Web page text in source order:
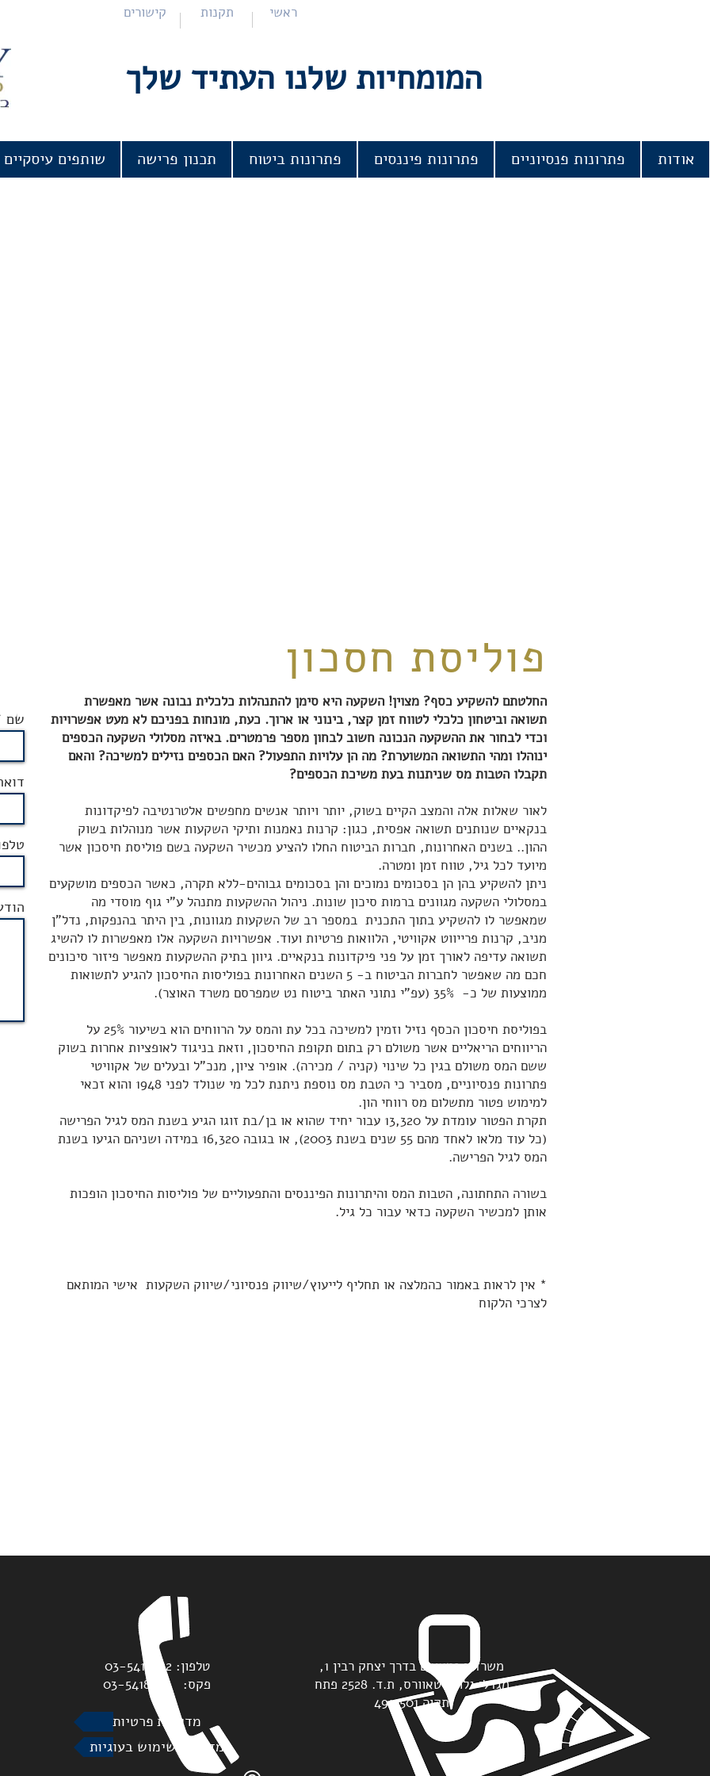
קישורים תקנות ראשי
המומחיות שלנו העתיד שלך
אודות פתרונות פנסיוניים פתרונות פיננסים פתרונות ביטוח תכנון פרישה שותפים עיסקיים
פוליסת חסכון
החלטתם להשקיע כסף? מצוין! השקעה היא סימן להתנהלות כלכלית נבונה אשר מאפשרת
תשואה וביטחון כלכלי לטווח זמן קצר, בינוני או ארוך. כעת, מונחות בפניכם לא מעט אפשרויות
וכדי לבחור את ההשקעה הנכונה חשוב לבחון מספר פרמטרים. באיזה מסלולי השקעה הכספים
ינוהלו ומהי התשואה המשוערת? מה הן עלויות התפעול? האם הכספים נזילים למשיכה? והאם
תקבלו הטבות מס שניתנות בעת משיכת הכספים?
לאור שאלות אלה והמצב הקיים בשוק, יותר ויותר אנשים מחפשים אלטרנטיבה לפיקדונות
בנקאיים שנותנים תשואה אפסית, כגון: קרנות נאמנות ותיקי השקעות אשר מנוהלות בשוק
ההון.. בשנים האחרונות, חברות הביטוח החלו להציע מכשיר השקעה בשם פוליסת חיסכון אשר
מיועד לכל גיל, טווח זמן ומטרה.
ניתן להשקיע בהן הן בסכומים נמוכים והן בסכומים גבוהים-ללא תקרה, כאשר הכספים מושקעים
במסלולי השקעה מגוונים ברמות סיכון שונות. ניהול ההשקעות מתנהל ע"י גוף מוסדי מה
שמאפשר לו להשקיע בתוך התכנית במספר רב של השקעות מגוונות, בין היתר בהנפקות, נדל"ן
מניב, קרנות פרייווט אקוויטי, הלוואות פרטיות ועוד. אפשרויות השקעה אלו מאפשרות לו להשיג
תשואה עדיפה לאורך זמן על פני פיקדונות בנקאיים. גיוון בתיק ההשקעות מאפשר פיזור סיכונים
חכם מה שאפשר לחברות הביטוח ב- 5 השנים האחרונות בפוליסות החיסכון להגיע לתשואות
ממוצעות של כ- 35% (עפ"י נתוני האתר ביטוח נט שמפרסם משרד האוצר).
בפוליסת חיסכון הכסף נזיל וזמין למשיכה בכל עת והמס על הרווחים הוא בשיעור 25% על
הריווחים הריאליים אשר משולם רק בתום תקופת החיסכון, וזאת בניגוד לאופציות אחרות בשוק
ששם המס משולם בגין כל שינוי (קניה / מכירה). אופיר ציון, מנכ"ל ובעלים של אקוויטי
פתרונות פנסיוניים, מסביר כי הטבת מס נוספת ניתנת לכל מי שנולד לפני 1948 והוא זכאי
למימוש פטור מתשלום מס רווחי הון.
תקרת הפטור עומדת על 13,320 עבור יחיד שהוא או בן/בת זוגו הגיע בשנת המס לגיל הפרישה
(כל עוד מלאו לאחד מהם 55 שנים בשנת 2003), או בגובה 16,320 במידה ושניהם הגיעו בשנת
המס לגיל הפרישה.
בשורה התחתונה, הטבות המס והיתרונות הפיננסים והתפעוליים של פוליסות החיסכון הופכות
אותן למכשיר השקעה כדאי עבור כל גיל.
* אין לראות באמור כהמלצה או תחליף לייעוץ/שיווק פנסיוני/שיווק השקעות אישי המותאם
לצרכי הלקוח
שם
טלפון: 03-5418822
פקס: 03-5418893
משרדנו נמצאים בדרך יצחק רבין 1,
מגדלי גלובל טאוורס, ת.ד. 2528 פתח
תקוה 4912501
מדיניות פרטיות
מדיניות שימוש בעוגיות